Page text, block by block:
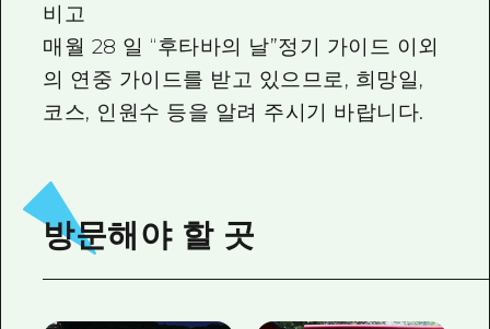
비고
매월 28 일 “후타바의 날”정기 가이드 이외
의 연중 가이드를 받고 있으므로, 희망일,
코스, 인원수 등을 알려 주시기 바랍니다.
방문해야 할 곳